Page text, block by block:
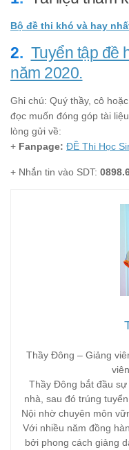
Bộ đề thi khó và hay
Tuyển tập đề
năm 2020.
Ghi chú: Quý thầy, cô
đọc muốn đóng góp tài
lòng gửi về:
+ Fanpage: ĐỀ Thi Học
+ Nhắn tin vào SDT:
Thầy Đông – Giảng
Thầy Đông bắt đầu
nhà, sau đó trúng
Nội nhờ chuyên môn
Với nhiều năm đồng
bởi phong cách giảng